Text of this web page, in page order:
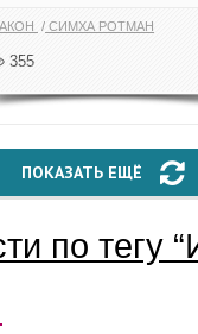
СИМХА РОТМАН
355
ПОКАЗАТЬ ЕЩЁ
по тегу “